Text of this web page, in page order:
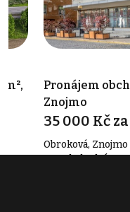
Pronájem
Znojmo
35 000 Kč
Obroková, Znojmo
Typ obchodní